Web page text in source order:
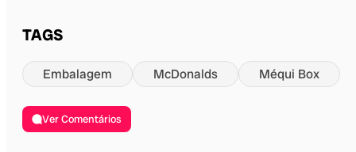
TAGS
Embalagem McDonalds Méqui Box
Ver Comentários